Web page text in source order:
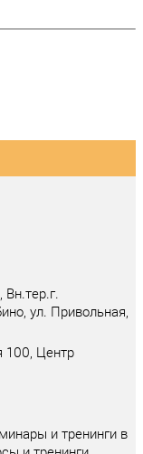
ул. Привольная,
100, Центр
и тренинги в